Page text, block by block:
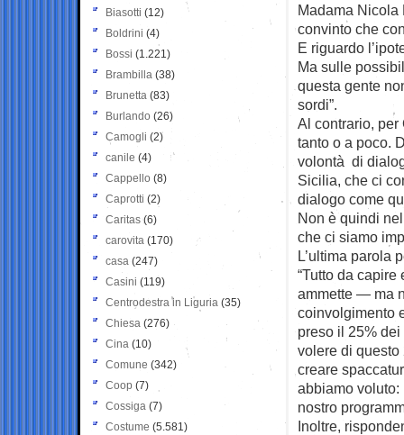
Madama
convinto che
E riguardo
Ma sulle
questa gente
sordi”.
Al contrario, per
tanto o a poco.
volontà di
Sicilia, che ci
dialogo come
Non è quindi
che ci siamo
L’ultima parola
“Tutto da
ammette — ma
coinvolgimento
preso il 25%
volere di
creare
abbiamo
nostro
Inoltre,
Biasotti (12)
Boldrini (4)
Bossi (1.221)
Brambilla (38)
Brunetta (83)
Burlando (26)
Camogli (2)
canile (4)
Cappello (8)
Caprotti (2)
Caritas (6)
carovita (170)
casa (247)
Casini (119)
Centrodestra in Liguria (35)
Chiesa (276)
Cina (10)
Comune (342)
Coop (7)
Cossiga (7)
Costume (5.581)